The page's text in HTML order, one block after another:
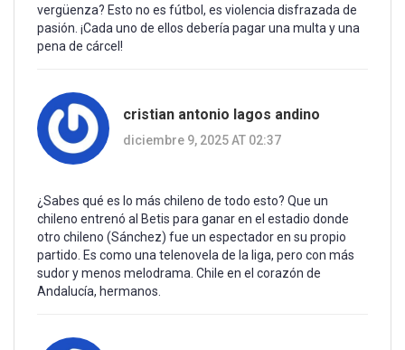
vergüenza? Esto no es fútbol, es violencia disfrazada de
pasión. ¡Cada uno de ellos debería pagar una multa y una
pena de cárcel!
cristian antonio lagos andino
diciembre 9, 2025 AT 02:37
¿Sabes qué es lo más chileno de todo esto? Que un
chileno entrenó al Betis para ganar en el estadio donde
otro chileno (Sánchez) fue un espectador en su propio
partido. Es como una telenovela de la liga, pero con más
sudor y menos melodrama. Chile en el corazón de
Andalucía, hermanos.